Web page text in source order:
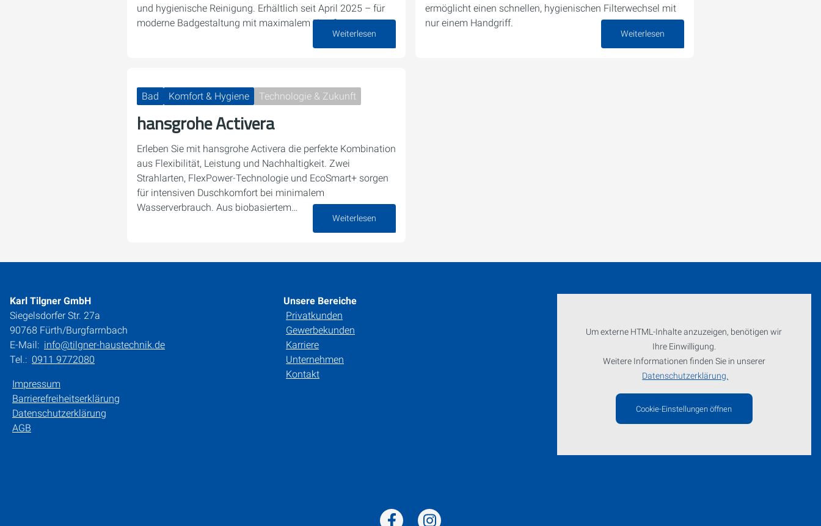
und hygienische Reinigung. Erhältlich seit April 2025 – für
moderne Badgestaltung mit maximalem Komfort.
Weiterlesen
ermöglicht einen schnellen, hygienischen Filterwechsel mit
nur einem Handgriff.
Weiterlesen
Bad Komfort & Hygiene Technologie & Zukunft
hansgrohe Activera
Erleben Sie mit hansgrohe Activera die perfekte Kombination
aus Flexibilität, Leistung und Nachhaltigkeit. Zwei
Strahlarten, FlexPower-Technologie und EcoSmart+ sorgen
für intensiven Duschkomfort bei minimalem
Wasserverbrauch. Aus biobasiertem…
Weiterlesen
Karl Tilgner GmbH
Siegelsdorfer Str. 27a
90768 Fürth/Burgfarrnbach
E-Mail: info@tilgner-haustechnik.de
Tel.: 0911 9772080
Impressum
Barrierefreiheitserklärung
Datenschutzerklärung
AGB
Unsere Bereiche
Privatkunden
Gewerbekunden
Karriere
Unternehmen
Kontakt
Um externe HTML-Inhalte anzuzeigen, benötigen wir
Ihre Einwilligung.
Weitere Informationen finden Sie in unserer
Datenschutzerklärung.
Cookie-Einstellungen öffnen